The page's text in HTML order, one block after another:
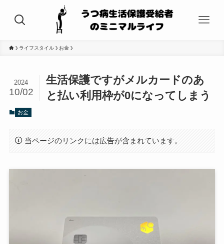
ライフスタイル お金
生活保護ですがメルカードのあ
と払い利用枠が0になってしまう
2024
10/02
お金
当ページのリンクには広告が含まれています。